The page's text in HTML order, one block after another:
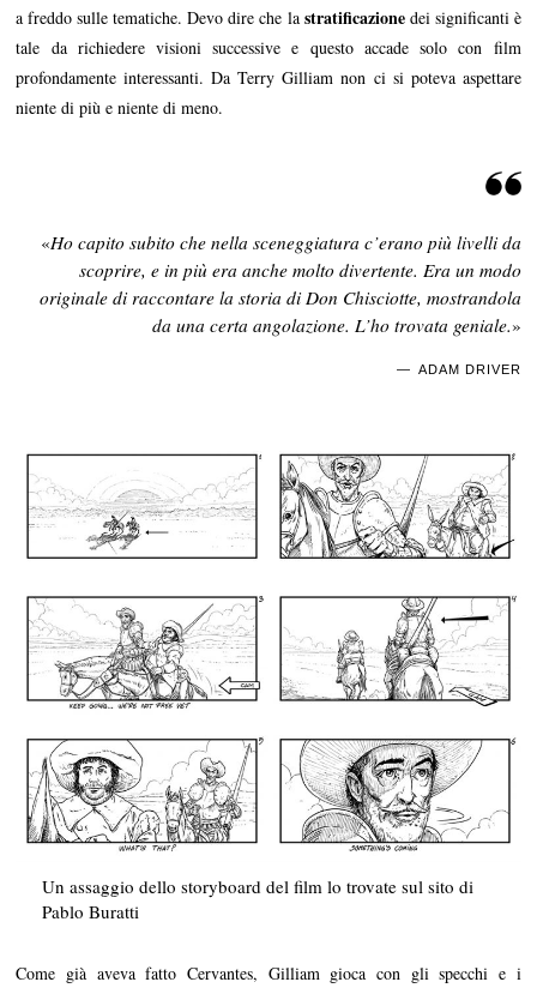
a freddo sulle tematiche. Devo dire che la stratificazionedei significanti è
tale da richiedere visioni successive e questo accade solo con film
profondamente interessanti. Da Terry Gilliam non ci si poteva aspettare
niente di più e niente di meno.
«Ho capito subito che nella sceneggiatura c’erano più livelli da
scoprire, e in più era anche molto divertente. Era un modo
originale di raccontare la storia di Don Chisciotte, mostrandola
da una certa angolazione. L’ho trovata geniale.»
ADAM DRIVER
Un assaggio dello storyboard del film lo trovate sul sito di
Pablo Buratti
Come già aveva fatto Cervantes, Gilliam gioca con gli specchi e i